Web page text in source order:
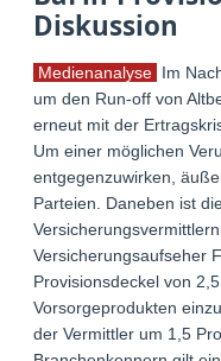
Diskussion
Medienanalyse Im
um den Run-off von
erneut mit der
Um einer möglichen
entgegenzuwirken,
Parteien. Daneben ist
Versicherungsaufseher
Provisionsdeckel von
Vorsorgeprodukten
der Vermittler um 1,5